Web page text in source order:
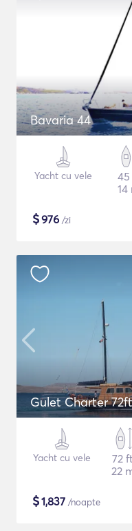
Bavaria 44
Yacht cu vele
14
$976 /zi
Gulet Charter 72ft
Yacht cu vele
72
22
$1,837 /noapte